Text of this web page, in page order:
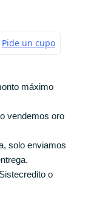
máximo
vendemos oro
solo enviamos
o